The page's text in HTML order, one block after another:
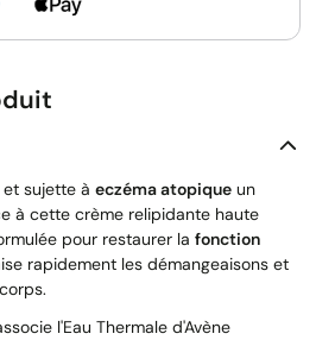
et sujette à eczéma atopique un
à cette crème relipidante haute
pour restaurer la fonction
rapidement les démangeaisons et
l'Eau Thermale d'Avène